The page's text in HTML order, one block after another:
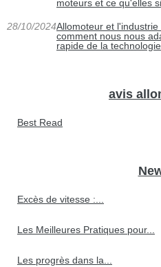
moteurs et ce qu'elles
28/10/2024Allomoteur et l'industrie
comment nous nous
rapide de la technologie
avis
Best Read
Excès de vitesse :...
Les Meilleures Pratiques pour...
Les progrès dans la...